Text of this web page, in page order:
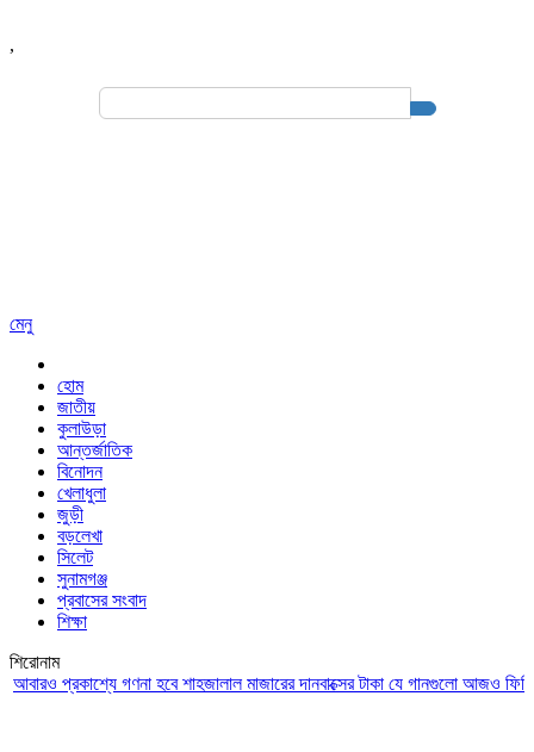
,
Search
মেনু
হোম
জাতীয়
কুলাউড়া
আন্তর্জাতিক
বিনোদন
খেলাধুলা
জুড়ী
বড়লেখা
সিলেট
সুনামগঞ্জ
প্রবাসের সংবাদ
শিক্ষা
শিরোনাম
প্রকাশ্যে গণনা হবে শাহজালাল মাজারের দানবাক্সের টাকাযে গানগুলো আজও ফিরিয়ে